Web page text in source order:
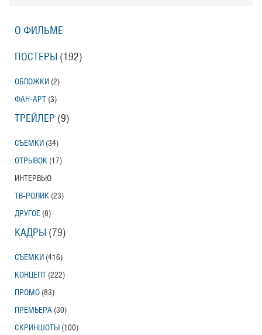
О ФИЛЬМЕ
ПОСТЕРЫ (192)
ОБЛОЖКИ (2)
ФАН-АРТ (3)
ТРЕЙЛЕР (9)
СЪЕМКИ (34)
ОТРЫВОК (17)
ИНТЕРВЬЮ
ТВ-РОЛИК (23)
ДРУГОЕ (8)
КАДРЫ (79)
СЪЕМКИ (416)
КОНЦЕПТ (222)
ПРОМО (83)
ПРЕМЬЕРА (30)
СКРИНШОТЫ (100)